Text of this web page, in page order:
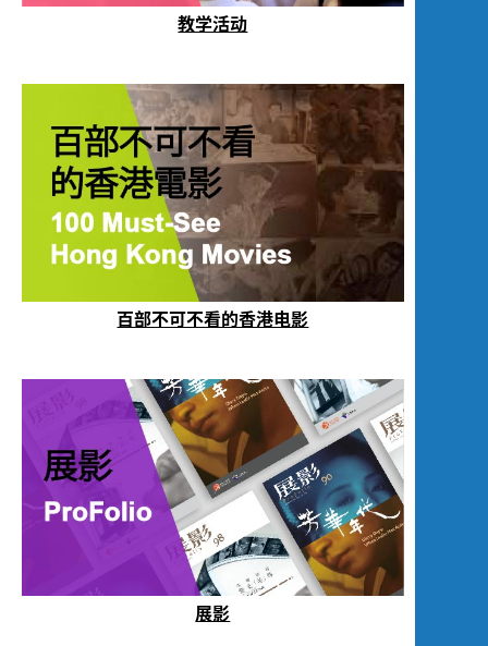
教学活动
百部不可不看的香港电影
展影